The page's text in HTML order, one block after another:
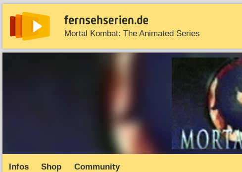
Mortal Kombat: The Animated Series
News Entdecken Streaming TV-Starts Serien A–Z
Infos Shop Community